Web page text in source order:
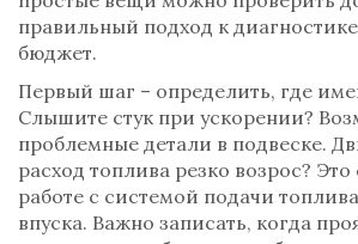
правильный подход к
бюджет.
Первый шаг – определить, где
Слышите стук при ускорении?
проблемные детали в подвеске.
расход топлива резко возрос?
работе с системой подачи
впуска. Важно записать, когда